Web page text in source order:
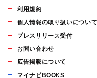
利用規約
個人情報の取り扱いについて
プレスリリース受付
お問い合わせ
広告掲載について
マイナビBOOKS